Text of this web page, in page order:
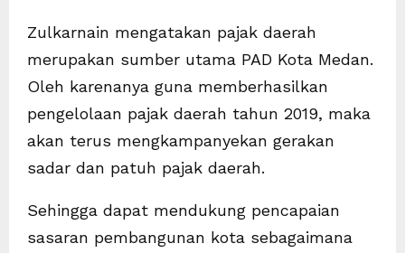
Zulkarnain mengatakan pajak daerah
merupakan sumber utama PAD Kota Medan.
Oleh karenanya guna memberhasilkan
pengelolaan pajak daerah tahun 2019, maka
akan terus mengkampanyekan gerakan
sadar dan patuh pajak daerah.
Sehingga dapat mendukung pencapaian
sasaran pembangunan kota sebagaimana